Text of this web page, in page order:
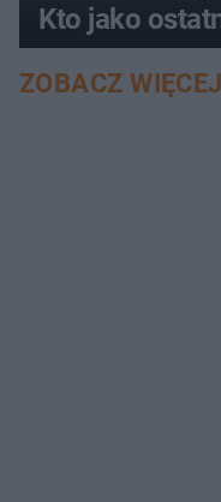
Kto jako
ZOBACZ WIĘCEJ